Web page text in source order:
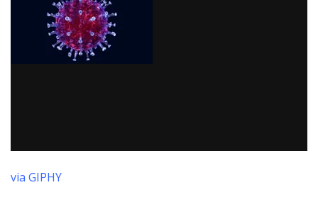
via GIPHY